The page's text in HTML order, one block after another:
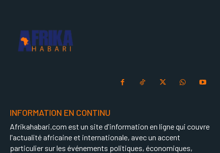
INFORMATION EN CONTINU
Afrikahabari.com est un site d'information en ligne qui couvre
l'actualité africaine et internationale, avec un accent
particulier sur les événements politiques, économiques,